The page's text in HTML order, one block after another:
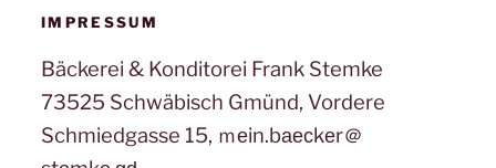
IMPRESSUM
Bäckerei & Konditorei Frank Stemke
73525 Schwäbisch Gmünd, Vordere
Schmiedgasse 15, ｍеin.bаеϲkеr＠